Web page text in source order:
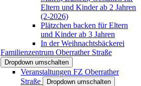
Eltern und Kinder ab 2 Jahren
(2-2026)
Plätzchen backen für Eltern
und Kinder ab 3 Jahren
In der Weihnachtsbäckerei
Familienzentrum Oberrather Straße
Dropdown umschalten
Veranstaltungen FZ Oberrather
Straße
Dropdown umschalten